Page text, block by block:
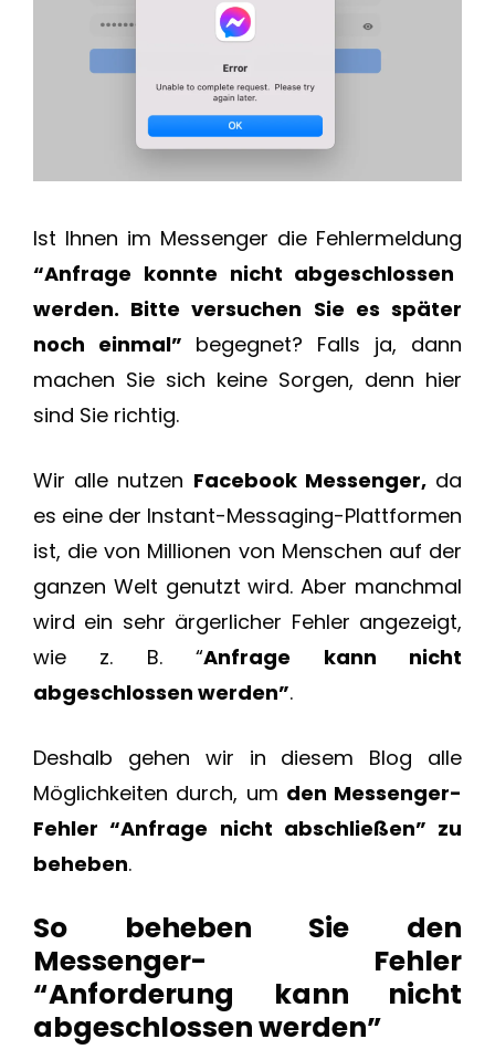
Ist Ihnen im Messenger die Fehlermeldung
“Anfrage konnte nicht abgeschlossen
werden. Bitte versuchen Sie es später
noch einmal” begegnet? Falls ja, dann
machen Sie sich keine Sorgen, denn hier
sind Sie richtig.
Wir alle nutzen Facebook Messenger,da
es eine der Instant-Messaging-Plattformen
ist, die von Millionen von Menschen auf der
ganzen Welt genutzt wird. Aber manchmal
wird ein sehr ärgerlicher Fehler angezeigt,
wie z. B. “Anfrage kann nicht
abgeschlossen werden”.
Deshalb gehen wir in diesem Blog alle
Möglichkeiten durch, um den Messenger-
Fehler “Anfrage nicht abschließen” zu
beheben.
So beheben Sie den
Messenger- Fehler
“Anforderung kann nicht
abgeschlossen werden”